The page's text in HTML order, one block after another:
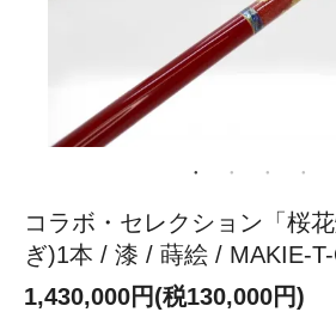
コラボ・セレクション「桜
ぎ)1本 / 漆 / 蒔絵 / MAKIE-
1,430,000円(税130,000円)